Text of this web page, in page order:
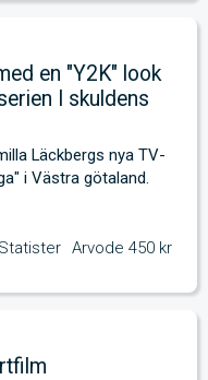
en "Y2K" look
I skuldens
Läckbergs nya TV-
i Västra götaland.
Statister Arvode 450 kr